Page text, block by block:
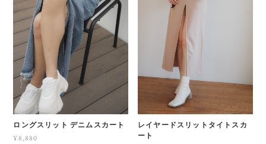
ロングスリット デニムスカート
¥8,880
レイヤードスリットタイトスカ
ート